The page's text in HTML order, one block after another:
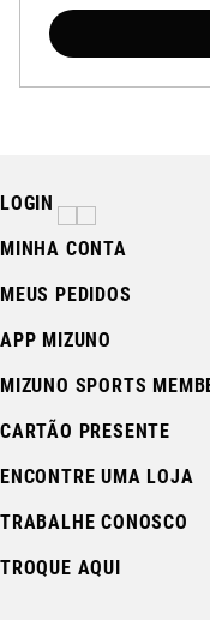
LOGIN
MINHA CONTA
MEUS PEDIDOS
APP MIZUNO
MIZUNO SPORTS
CARTÃO PRESENTE
ENCONTRE UMA LOJA
TRABALHE CONOSCO
TROQUE AQUI